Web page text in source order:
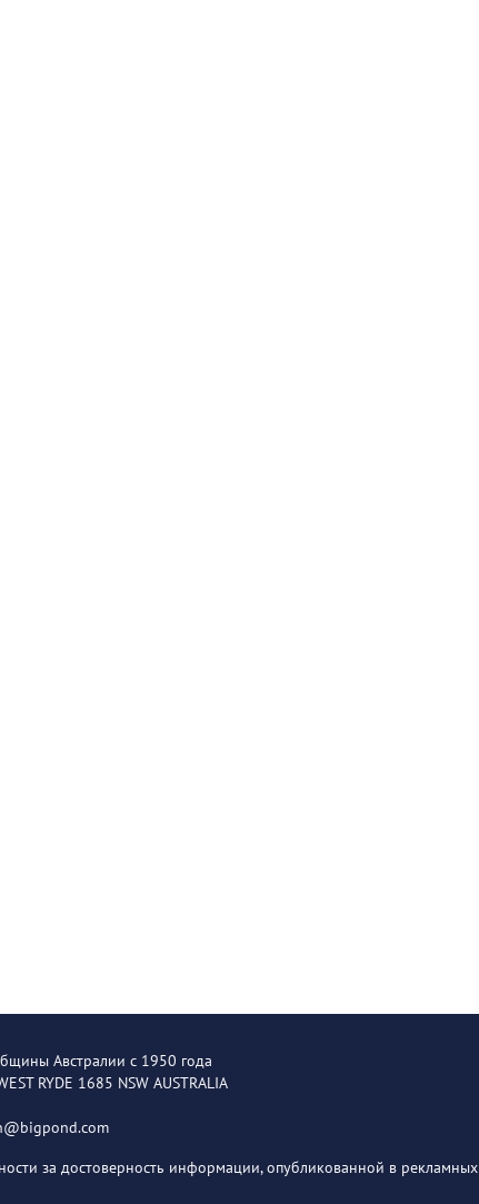
Австралии с 1950 года
RYDE 1685 NSW AUSTRALIA
за достоверность информации, опубликованной в рекламных